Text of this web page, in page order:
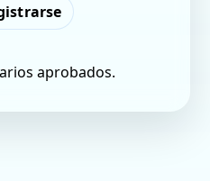
aprobados.